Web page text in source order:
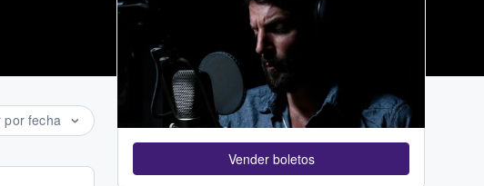
por fecha
Vender boletos